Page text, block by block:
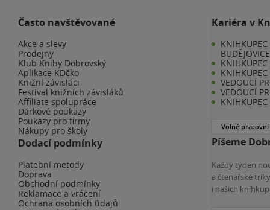
Často navštěvované
Akce a slevy
Prodejny
Klub Knihy Dobrovský
Aplikace KDčko
Knižní závisláci
Festival knižních závisláků
Affiliate spolupráce
Dárkové poukazy
Poukazy pro firmy
Nákupy pro školy
Dodací podmínky
Platební metody
Doprava
Obchodní podmínky
Reklamace a vrácení
Ochrana osobních údajů
Kariéra v
KNIHKUPEC
BUDĚJOVICE
KNIHKUPEC
VEDOUCÍ
VEDOUCÍ
Volné pracovní
Píšeme
Každý týden
a čtenářské
i našich